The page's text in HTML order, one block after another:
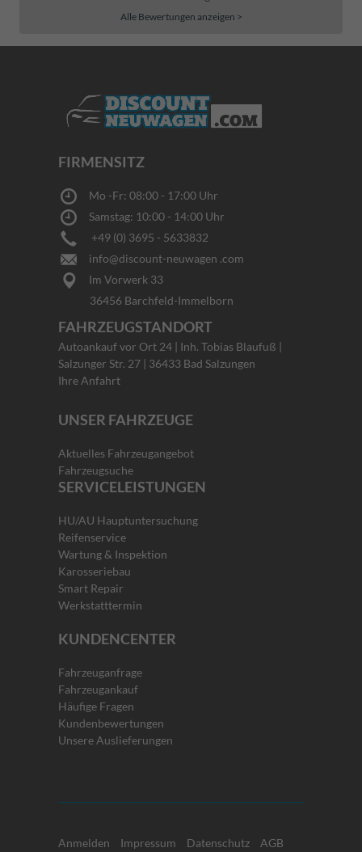
Alle Bewertungen anzeigen >
FIRMENSITZ
Mo -Fr: 08:00 - 17:00 Uhr
Samstag: 10:00 - 14:00 Uhr
+49 (0) 3695 - 5633832
info@discount-neuwagen .com
Im Vorwerk 33
36456 Barchfeld-Immelborn
FAHRZEUGSTANDORT
Autoankauf vor Ort 24 | Inh. Tobias Blaufuß |
Salzunger Str. 27 | 36433 Bad Salzungen
Ihre Anfahrt
UNSER FAHRZEUGE
Aktuelles Fahrzeugangebot
Fahrzeugsuche
SERVICELEISTUNGEN
HU/AU Hauptuntersuchung
Reifenservice
Wartung & Inspektion
Karosseriebau
Smart Repair
Werkstatttermin
KUNDENCENTER
Fahrzeuganfrage
Fahrzeugankauf
Häufige Fragen
Kundenbewertungen
Unsere Auslieferungen
Anmelden Impressum Datenschutz
AGB